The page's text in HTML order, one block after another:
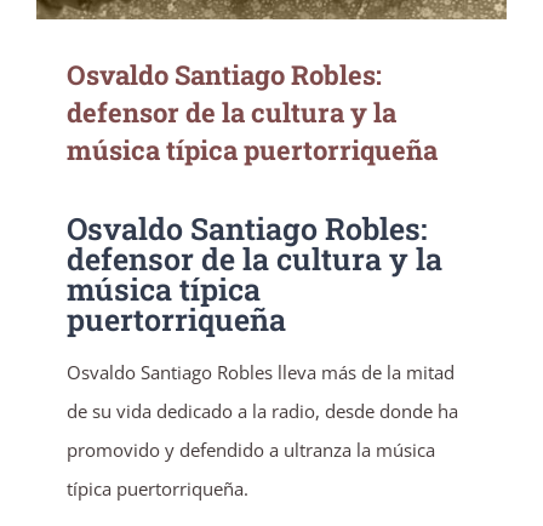
Osvaldo Santiago Robles:
defensor de la cultura y la
música típica puertorriqueña
Osvaldo Santiago Robles:
defensor de la cultura y la
música típica
puertorriqueña
Osvaldo Santiago Robles lleva más de la mitad
de su vida dedicado a la radio, desde donde ha
promovido y defendido a ultranza la música
típica puertorriqueña.